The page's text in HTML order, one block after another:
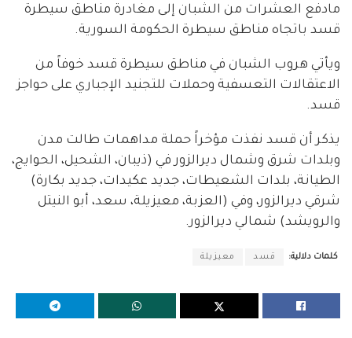
مادفع العشرات من الشبان إلى مغادرة مناطق سيطرة
قسد باتجاه مناطق سيطرة الحكومة السورية.
ويأتي هروب الشبان في مناطق سيطرة قسد خوفاً من
الاعتقالات التعسفية وحملات للتجنيد الإجباري على حواجز
قسد.
يذكر أن قسد نفذت مؤخراً حملة مداهمات طالت مدن
وبلدات شرق وشمال ديرالزور في (ذيبان، الشحيل، الحوايج،
الطيانة، بلدات الشعيطات، جديد عكيدات، جديد بكارة)
شرقي ديرالزور، وفي (العزبة، معيزيلة، سعد، أبو النيتل
والرويشد) شمالي ديرالزور.
كلمات دلالية: قسد معيزيلة